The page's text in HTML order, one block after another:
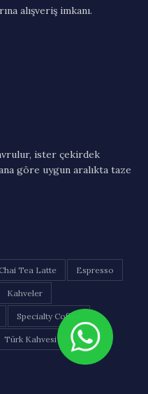
alışveriş imkanı.
ister çekirdek
göre uygun aralıkta taze
Chai Tea Latte Espresso
Kahveler
Specialty Coffee
Türk Kahvesi Çaylar